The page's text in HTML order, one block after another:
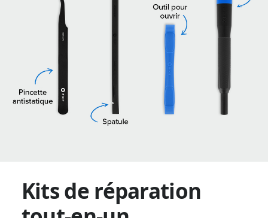
Kits de réparation